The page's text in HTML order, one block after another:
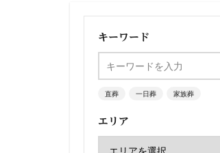
キーワード
直葬 一日葬 家族葬
エリア